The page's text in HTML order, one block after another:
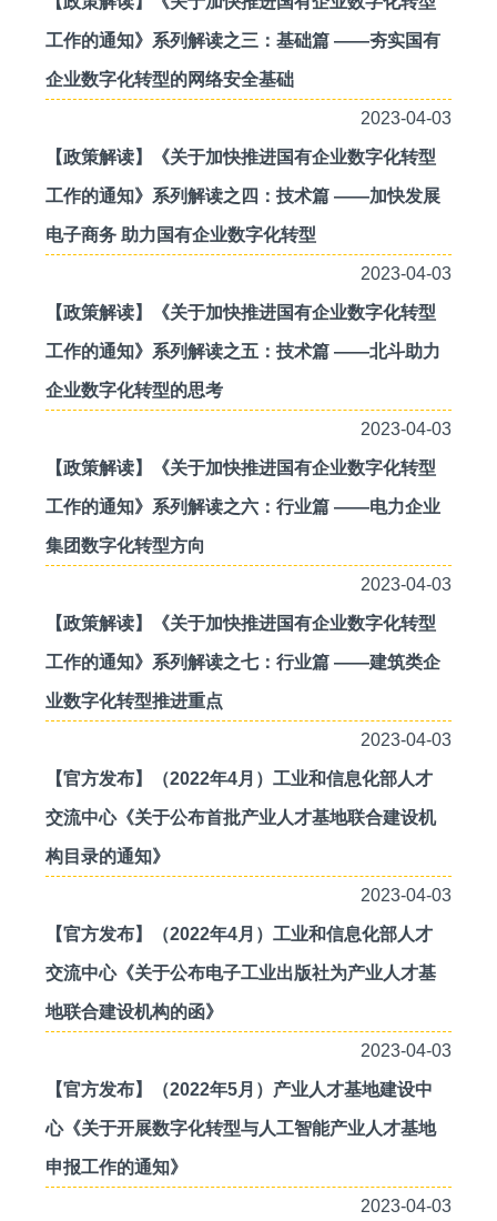
工作的通知》系列解读之三：基础篇 ——夯实国有
企业数字化转型的网络安全基础
2023-04-03
【政策解读】《关于加快推进国有企业数字化转型
工作的通知》系列解读之四：技术篇 ——加快发展
电子商务 助力国有企业数字化转型
2023-04-03
【政策解读】《关于加快推进国有企业数字化转型
工作的通知》系列解读之五：技术篇 ——北斗助力
企业数字化转型的思考
2023-04-03
【政策解读】《关于加快推进国有企业数字化转型
工作的通知》系列解读之六：行业篇 ——电力企业
集团数字化转型方向
2023-04-03
【政策解读】《关于加快推进国有企业数字化转型
工作的通知》系列解读之七：行业篇 ——建筑类企
业数字化转型推进重点
2023-04-03
【官方发布】（2022年4月）工业和信息化部人才
交流中心《关于公布首批产业人才基地联合建设机
构目录的通知》
2023-04-03
【官方发布】（2022年4月）工业和信息化部人才
交流中心《关于公布电子工业出版社为产业人才基
地联合建设机构的函》
2023-04-03
【官方发布】（2022年5月）产业人才基地建设中
心《关于开展数字化转型与人工智能产业人才基地
申报工作的通知》
2023-04-03